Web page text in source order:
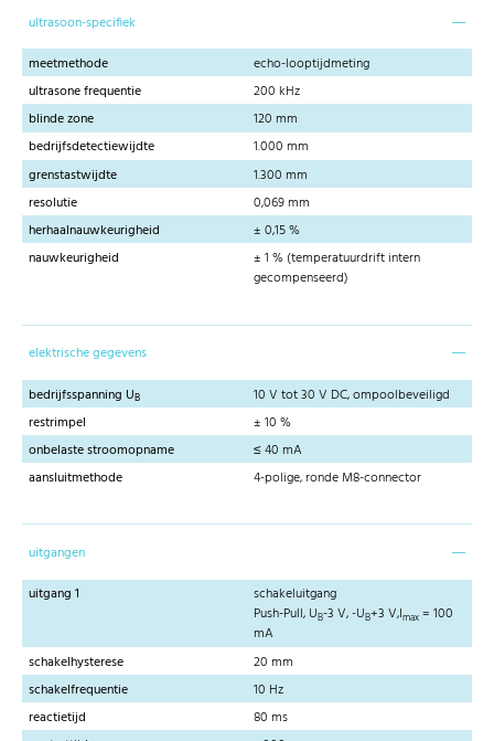
ultrasoon-specifiek
meetmethode
echo-looptijdmeting
ultrasone frequentie
200 kHz
blinde zone
120 mm
bedrijfsdetectiewijdte
1.000 mm
grenstastwijdte
1.300 mm
resolutie
0,069 mm
herhaalnauwkeurigheid
± 0,15 %
nauwkeurigheid
± 1 % (temperatuurdrift intern
gecompenseerd)
elektrische gegevens
bedrijfsspanning UB
10 V tot 30 V DC, ompoolbeveiligd
restrimpel
± 10 %
onbelaste stroomopname
≤ 40 mA
aansluitmethode
4-polige, ronde M8-connector
uitgangen
uitgang 1
schakeluitgang
Push-Pull, UB-3 V, -UB+3 V,Imax = 100
mA
schakelhysterese
20 mm
schakelfrequentie
10 Hz
reactietijd
80 ms